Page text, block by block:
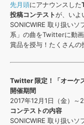
効果音 »
BGM »
お問い合わせ »
APS
SLS
先月頭にアナウンスした
投稿コンテストが、いよ
SONICWIRE 取り扱い
系」の曲をTwitterに動
賞品を授与！たくさんの
Twitter 限定！「オーケ
開催期間
2017年12月1日（金）～
コンテストの内容
SONICWIRE 取り扱いソ